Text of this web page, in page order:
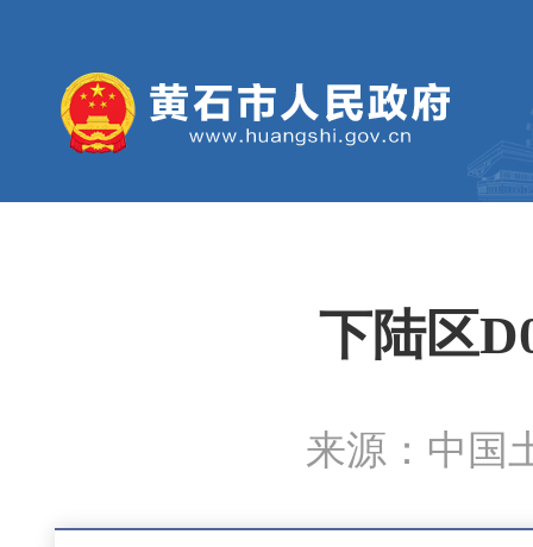
下陆区
来源：中